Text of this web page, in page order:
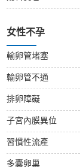
女性不孕
輸卵管堵塞
輸卵管不通
排卵障礙
子宮內膜異位
習慣性流產
多囊卵巢